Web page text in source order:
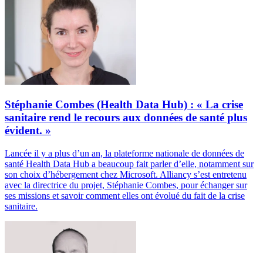
Stéphanie Combes (Health Data Hub) : « La crise
sanitaire rend le recours aux données de santé plus
évident. »
Lancée il y a plus d’un an, la plateforme nationale de données de
santé Health Data Hub a beaucoup fait parler d’elle, notamment sur
son choix d’hébergement chez Microsoft. Alliancy s’est entretenu
avec la directrice du projet, Stéphanie Combes, pour échanger sur
ses missions et savoir comment elles ont évolué du fait de la crise
sanitaire.